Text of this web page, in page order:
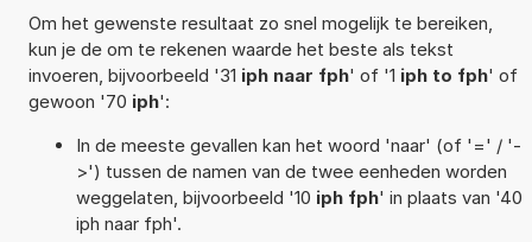
Om het gewenste resultaat zo snel mogelijk te bereiken,
kun je de om te rekenen waarde het beste als tekst
invoeren, bijvoorbeeld '31 iph naar fph' of '1 iph to fph' of
gewoon '70 iph':
In de meeste gevallen kan het woord 'naar' (of '=' / '-
>') tussen de namen van de twee eenheden worden
weggelaten, bijvoorbeeld '10 iph fph' in plaats van '40
iph naar fph'.